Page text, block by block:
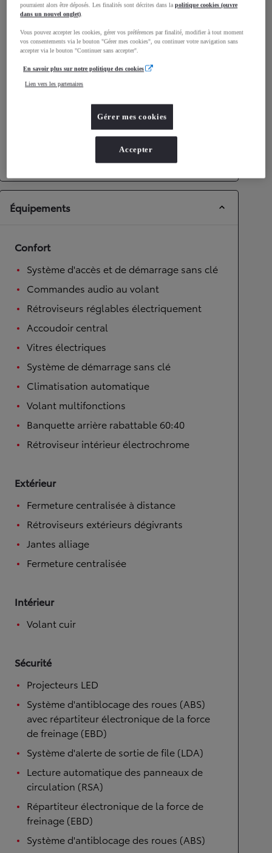
Consommation mixte 4L/100 km
Émissions CO2
Performances
Accélération 0-100km/h
Roues motrices avant
Boîte automatique
Équipements
Confort
Système d'accès et de démarrage sans clé
Commandes audio au volant
Rétroviseurs réglables électriquement
Accoudoir central
Vitres électriques
Système de démarrage sans clé
Climatisation automatique
Volant multifonctions
Banquette arrière rabattable 60:40
Rétroviseur intérieur électrochrome
Extérieur
Fermeture centralisée à distance
Rétroviseurs extérieurs dégivrants
Jantes alliage
Fermeture centralisée
Intérieur
Volant cuir
Sécurité
Projecteurs LED
Système d'antiblocage des roues (ABS)
avec répartiteur électronique de la force
de freinage (EBD)
Système d'alerte de sortie de file (LDA)
Lecture automatique des panneaux de
circulation (RSA)
Répartiteur électronique de la force de
freinage (EBD)
Système d'antiblocage des roues (ABS)
pourraient alors être déposés. Les finalités sont décrites dans lapolitique cookies (ouvre
dans un nouvel onglet).
Vous pouvez accepter les cookies, gérer vos préférences par finalité, modifier à tout moment
vos consentements via le bouton "Gérer mes cookies", ou continuer votre navigation sans
accepter via le bouton "Continuer sans accepter".
En savoir plus sur notre politique des cookies
Lien vers les partenaires
Gérer mes cookies
Accepter